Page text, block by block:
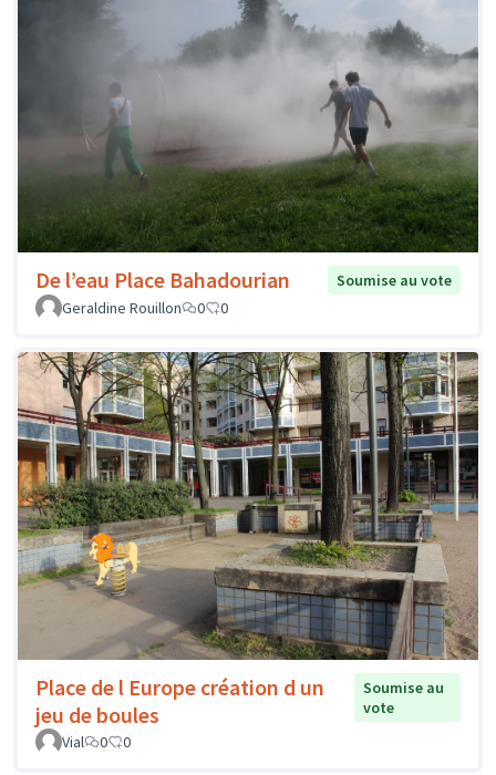
De l’eau Place Bahadourian
Soumise au vote
Geraldine Rouillon
0 0
Place de l Europe création d un
jeu de boules
Soumise au
vote
Vial
0 0